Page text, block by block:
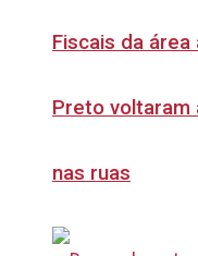
Fiscais da
Preto voltaram
nas ruas